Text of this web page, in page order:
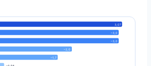
3,07
~3,0
~3,0
~2,0
~1,7